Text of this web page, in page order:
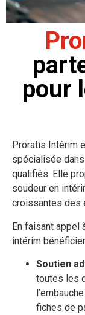
pour
Proratis Intérim
spécialisée
qualifiés. Elle
soudeur en
croissantes des
En faisant appel
intérim
Soutien
toutes les
fiches de